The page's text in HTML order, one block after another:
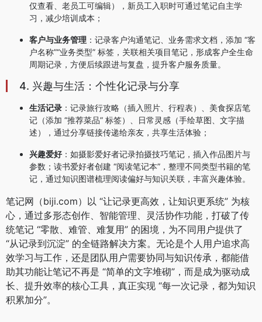
仅查看、老员工可编辑），新员工入职时可通过笔记自主学
习，减少培训成本；
客户与业务管理 ：记录客户沟通笔记、业务需求文档，添加 “客
户名称”“业务类型” 标签，关联相关项目笔记，形成客户全生命
周期记录，方便后续跟进与复盘，提升客户服务质量。
4. 兴趣与生活：个性化记录与分享
生活记录 ：记录旅行攻略（插入照片、行程表）、美食探店笔
记（添加 “推荐菜品” 标签）、日常灵感（手绘草图、文字描
述），通过分享链接传递给亲友，共享生活体验；
兴趣爱好 ：如摄影爱好者记录拍摄技巧笔记，插入作品图片与
参数；读书爱好者创建 “阅读笔记本”，整理不同类型书籍的笔
记，通过知识图谱梳理阅读偏好与知识关联，丰富兴趣体验。
笔记网（biji.com）以 “让记录更高效，让知识更系统” 为核
心，通过多形态创作、智能管理、灵活协作功能，打破了传
统笔记 “零散、难管、难复用” 的困境，为不同用户提供了
“从记录到沉淀” 的全链路解决方案。无论是个人用户追求高
效学习与工作，还是团队用户需要协同与知识传承，都能借
助其功能让笔记不再是 “简单的文字堆砌”，而是成为驱动成
长、提升效率的核心工具，真正实现 “每一次记录，都为知识
积累加分”。